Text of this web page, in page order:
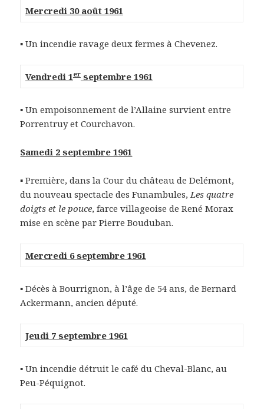
Mercredi 30 août 1961
▪ Un incendie ravage deux fermes à Chevenez.
Vendredi 1erseptembre 1961
▪ Un empoisonnement de l’Allaine survient entre
Porrentruy et Courchavon.
Samedi 2 septembre 1961
▪ Première, dans la Cour du château de Delémont,
du nouveau spectacle des Funambules,Les quatre
doigts et le pouce, farce villageoise de René Morax
mise en scène par Pierre Bouduban.
Mercredi 6 septembre 1961
▪ Décès à Bourrignon, à l’âge de 54 ans, de Bernard
Ackermann, ancien député.
Jeudi 7 septembre 1961
▪ Un incendie détruit le café du Cheval-Blanc, au
Peu-Péquignot.